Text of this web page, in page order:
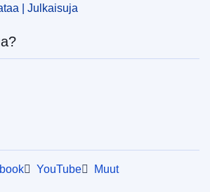
| Julkaisuja
YouTube Muut